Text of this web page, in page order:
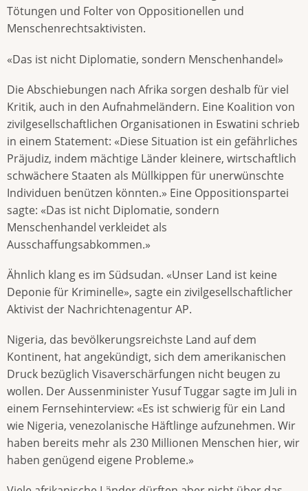
Tötungen und Folter von Oppositionellen und
Menschenrechtsaktivisten.
«Das ist nicht Diplomatie, sondern Menschenhandel»
Die Abschiebungen nach Afrika sorgen deshalb für viel
Kritik, auch in den Aufnahmeländern. Eine Koalition von
zivilgesellschaftlichen Organisationen in Eswatini schrieb
in einem Statement: «Diese Situation ist ein gefährliches
Präjudiz, indem mächtige Länder kleinere, wirtschaftlich
schwächere Staaten als Müllkippen für unerwünschte
Individuen benützen könnten.» Eine Oppositionspartei
sagte: «Das ist nicht Diplomatie, sondern
Menschenhandel verkleidet als
Ausschaffungsabkommen.»
Ähnlich klang es im Südsudan. «Unser Land ist keine
Deponie für Kriminelle», sagte ein zivilgesellschaftlicher
Aktivist der Nachrichtenagentur AP.
Nigeria, das bevölkerungsreichste Land auf dem
Kontinent, hat angekündigt, sich dem amerikanischen
Druck bezüglich Visaverschärfungen nicht beugen zu
wollen. Der Aussenminister Yusuf Tuggar sagte im Juli in
einem Fernsehinterview: «Es ist schwierig für ein Land
wie Nigeria, venezolanische Häftlinge aufzunehmen. Wir
haben bereits mehr als 230 Millionen Menschen hier, wir
haben genügend eigene Probleme.»